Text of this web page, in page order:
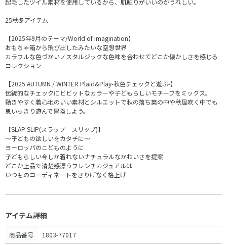
起毛したツイル素材を使用しているから、肌触りがいいのがうれしい。
25秋冬アイテム
【2025年9月のテーマ/World of imagination】
おもちゃ箱から飛び出したみたいな空想世界
カラフルな色づかいノスタルジックな色味を合わせてどこか懐かしさを感じる
コレクション
【2025 AUTUMN / WINTER Plaid&Play-秋色チェックと遊ぶ-】
伝統的なチェックにビビットなカラーや子どもらしいモチーフをミックス。
動きやすく着心地のいい素材とシルエットで秋の落ち葉の中や秋風吹く中でも
思いっきり遊んで冒険しよう。
【SLAP SLIP(スラップ スリップ)】
～子どもの欲しいをカタチに～
ヨーロッパのこどものように
子どもらしい今しか着れないナチュラルなかわいさを提案
どこか上品で清楚感漂うフレンチカジュアルは
いつものコーディネートをさりげなく格上げ
アイテム詳細
商品番号 1803-77017